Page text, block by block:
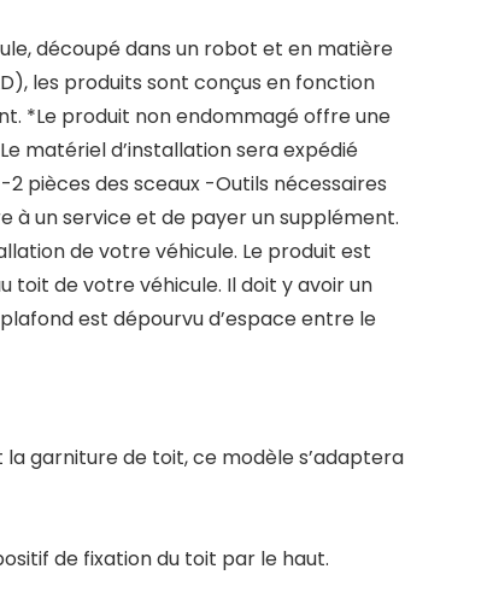
découpé dans un robot et en matière
les produits sont conçus en fonction
*Le produit non endommagé offre une
matériel d’installation sera expédié
pièces des sceaux -Outils nécessaires
à un service et de payer un supplément.
de votre véhicule. Le produit est
toit de votre véhicule. Il doit y avoir un
est dépourvu d’espace entre le
garniture de toit, ce modèle s’adaptera
de fixation du toit par le haut.